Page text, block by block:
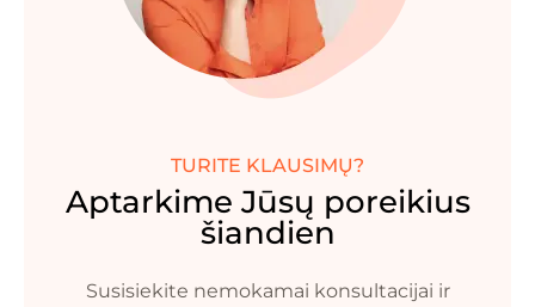
TURITE KLAUSIMŲ?
Aptarkime Jūsų poreikius
šiandien
Susisiekite nemokamai konsultacijai ir